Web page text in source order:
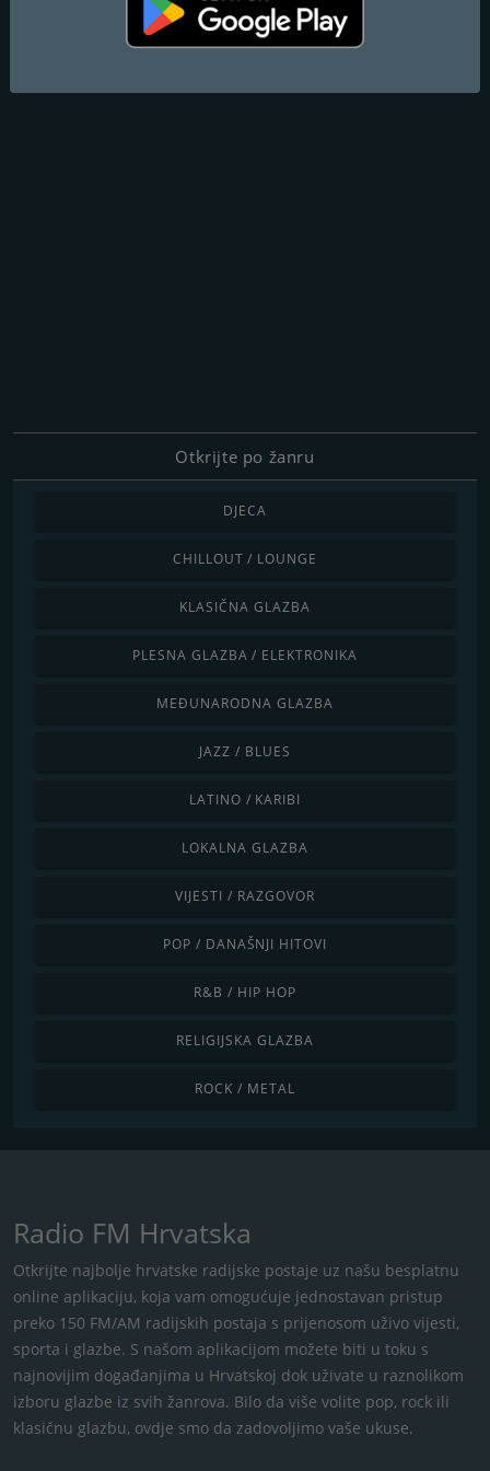
Otkrijte po žanru
DJECA
CHILLOUT / LOUNGE
KLASIČNA GLAZBA
PLESNA GLAZBA / ELEKTRONIKA
MEĐUNARODNA GLAZBA
JAZZ / BLUES
LATINO / KARIBI
LOKALNA GLAZBA
VIJESTI / RAZGOVOR
POP / DANAŠNJI HITOVI
R&B / HIP HOP
RELIGIJSKA GLAZBA
ROCK / METAL
Radio FM Hrvatska
Otkrijte najbolje hrvatske radijske postaje uz našu besplatnu
online aplikaciju, koja vam omogućuje jednostavan pristup
preko 150 FM/AM radijskih postaja s ​​prijenosom uživo vijesti,
sporta i glazbe. S našom aplikacijom možete biti u toku s
najnovijim događanjima u Hrvatskoj dok uživate u raznolikom
izboru glazbe iz svih žanrova. Bilo da više volite pop, rock ili
klasičnu glazbu, ovdje smo da zadovoljimo vaše ukuse.